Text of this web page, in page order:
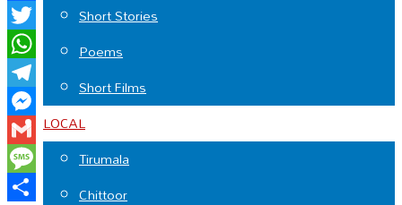
Short Stories
Poems
Short Films
LOCAL
Tirumala
Chittoor
Facebook
Twitter
WhatsApp
Telegram
Messenger
Gmail
Message